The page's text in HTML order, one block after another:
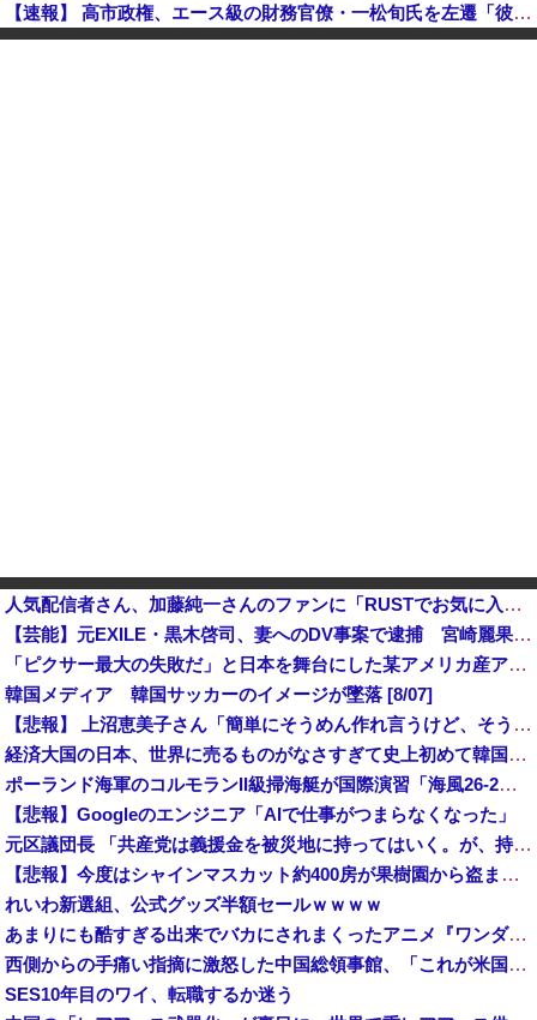
【速報】 高市政権、エース級の財務官僚・一松旬氏を左遷「彼は協力的でなかった」財務省の言いなりではないことが判明
中国製ルーター20機種にバックドア 外部から完全制御できる機能が仕込まれていた
人気配信者さん、加藤純一さんのファンに「RUSTでお気に入りの配信者が負けて嫌だよな？空気読めってなるよな？その結果がVCR。お前らVCR向いてるよ」→大炎上他
【芸能】元EXILE・黒木啓司、妻へのDV事案で逮捕 宮崎麗果被告は全身打撲・頭部裂傷などのけが
「ピクサー最大の失敗だ」と日本を舞台にした某アメリカ産アニメが話題に、日本と韓国の両方に失礼すぎるわ
韓国メディア 韓国サッカーのイメージが墜落 [8/07]
【悲報】 上沼恵美子さん「簡単にそうめん作れ言うけど、そうめん作りて地獄なんよ」
経済大国の日本、世界に売るものがなさすぎて史上初めて韓国台湾に輸出額抜かされ
ポーランド海軍のコルモランII級掃海艇が国際演習「海風26-2」に参加！
【悲報】Googleのエンジニア「AIで仕事がつまらなくなった」
元区議団長 「共産党は義援金を被災地に持ってはいく。が、持って行った先で党の活動のために使う」 日本共産党「事実ではありません」
【悲報】今度はシャインマスカット約400房が果樹園から盗まれる 参議院議員「日本人ではないと思う」
れいわ新選組、公式グッズ半額セールｗｗｗｗ
あまりにも酷すぎる出来でバカにされまくったアニメ『ワンダンス』、原作者本人が手書きアニメを投稿した結果・・・ｗｗｗｗｗｗ
西側からの手痛い指摘に激怒した中国総領事館、「これが米国人Youtuberが紹介する本当の中国だ」と動画を公開するも……
SES10年目のワイ、転職するか迷う